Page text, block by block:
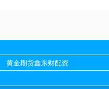
黄金期货鑫东财配资